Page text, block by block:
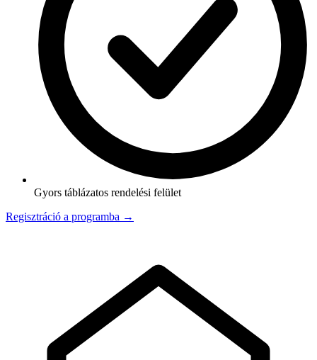
Gyors táblázatos rendelési felület
Regisztráció a programba →